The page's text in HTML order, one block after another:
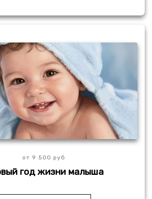
от 9 500 руб
год жизни малыша